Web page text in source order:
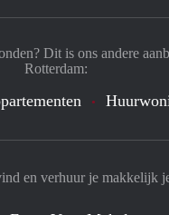
en verhuur je makkelijk
Dit is ons andere
Rotterdam: